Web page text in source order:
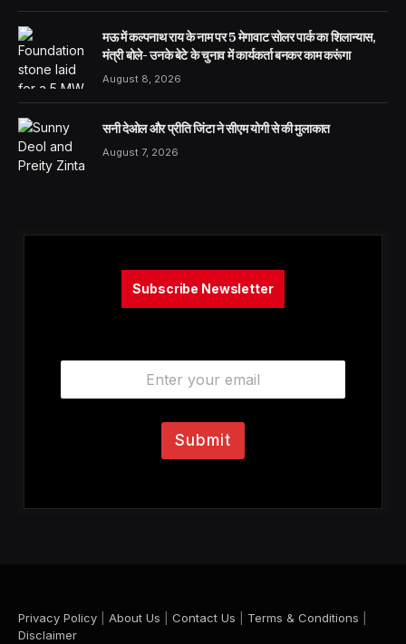
मऊ में कल्पनाथ राय के नाम पर 5 मेगावाट सोलर पार्क का शिलान्यास,
मंत्री बोले- उनके बेटे के चुनाव में कार्यकर्ता बनकर काम करूंगा
August 8, 2026
सनी देओल और प्रीति जिंटा ने सीएम योगी से की मुलाकात
August 7, 2026
Subscribe Newsletter
E
a
Submit
Privacy Policy About Us Contact Us Terms & Conditions
Disclaimer